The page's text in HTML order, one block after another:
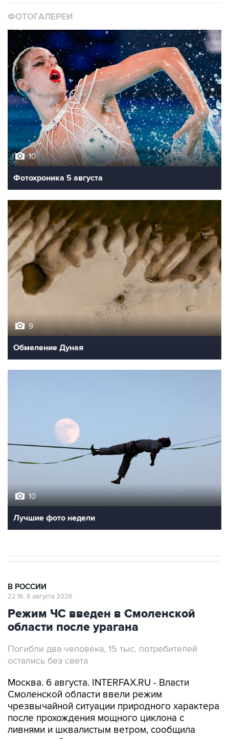
10
Фотохроника 5 августа
Обмеление Дуная
Лучшие фото недели
Режим ЧС введен в Смоленской
области после урагана
Погибли два человека, 15 тыс. потребителей
Москва. 6 августа. INTERFAX.RU - Власти
чрезвычайной ситуации природного характера
после прохождения мощного циклона с
ливнями и шквалистым ветром, сообщила
пресс-служба регионального правительства
вечером в четверг.